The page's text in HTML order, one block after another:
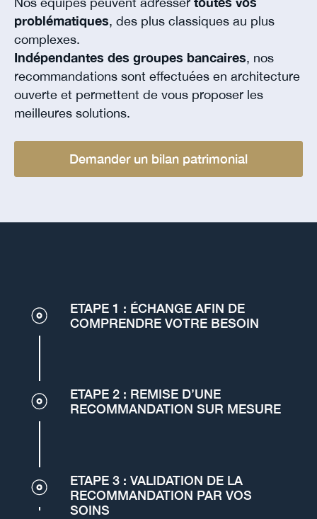
problématiques, des plus classiques au plus
complexes.
Indépendantes des groupes bancaires, nos
recommandations sont effectuées en architecture
ouverte et permettent de vous proposer les
meilleures solutions.
Demander un bilan patrimonial
ETAPE 1 : ÉCHANGE AFIN DE
COMPRENDRE VOTRE BESOIN
ETAPE 2 : REMISE D’UNE
RECOMMANDATION SUR MESURE
ETAPE 3 : VALIDATION DE LA
RECOMMANDATION PAR VOS
SOINS